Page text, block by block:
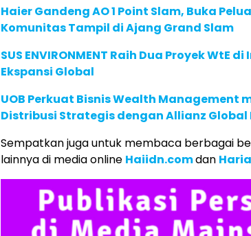
Haier Gandeng AO 1 Point Slam, Buka
Komunitas Tampil di Ajang Grand Slam
SUS ENVIRONMENT Raih Dua Proyek WtE
Ekspansi Global
UOB Perkuat Bisnis Wealth Management
Distribusi Strategis dengan Allianz Global
Sempatkan juga untuk membaca berbagai
lainnya di media online Haiidn.comdan